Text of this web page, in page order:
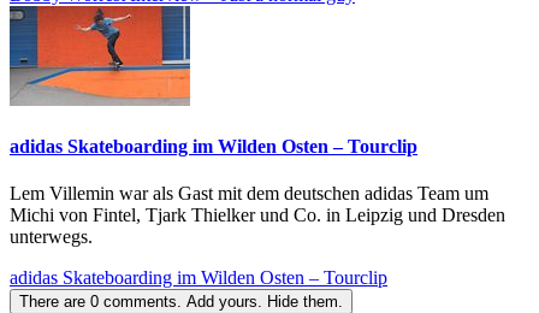
adidas Skateboarding im Wilden Osten – Tourclip
Lem Villemin war als Gast mit dem deutschen adidas Team um
Michi von Fintel, Tjark Thielker und Co. in Leipzig und Dresden
unterwegs.
adidas Skateboarding im Wilden Osten – Tourclip
There are 0 comments. Add yours. Hide them.